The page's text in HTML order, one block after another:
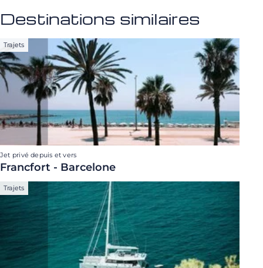
Destinations similaires
Trajets
Jet privé depuis et vers
Francfort - Barcelone
Trajets